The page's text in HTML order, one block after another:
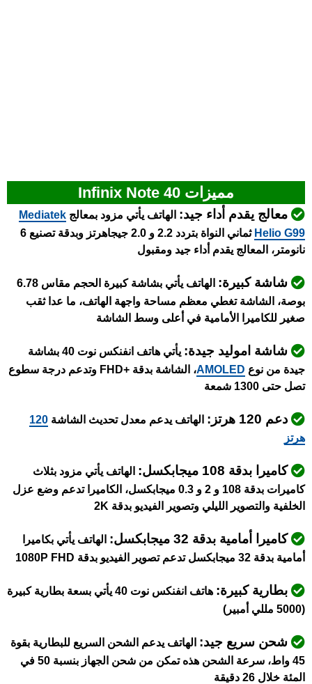
مميزات Infinix Note 40
معالج يقدم أداء جيد: الهاتف يأتي مزود بمعالج Mediatek
Helio G99
ثماني النواة بتردد 2.2 و 2.0 جيجاهرتز وبدقة تصنيع 6
نانومتر، المعالج يقدم أداء جيد ومقبول
شاشة كبيرة:
الهاتف يأتي بشاشة كبيرة الحجم مقاس 6.78
بوصة، الشاشة تغطي معظم مساحة واجهة الهاتف، ما عدا ثقب
صغير للكاميرا الأمامية في أعلى وسط الشاشة
شاشة اموليد جيدة:
يأتي هاتف انفنكس نوت 40 بشاشة
جيدة من نوع AMOLED
، الشاشة بدقة +FHD وتدعم درجة سطوع
تصل حتى 1300 شمعة
دعم 120 هرتز: الهاتف يدعم معدل تحديث الشاشة 120
هرتز
كاميرا بدقة 108 ميجابكسل:
الهاتف يأتي مزود بثلاث
كاميرات بدقة 108 و 2 و 0.3 ميجابكسل، الكاميرا تدعم وضع عزل
الخلفية والتصوير الليلي وتصوير الفيديو بدقة 2K
كاميرا أمامية بدقة 32 ميجابكسل:
الهاتف يأتي بكاميرا
أمامية بدقة 32 ميجابكسل تدعم تصوير الفيديو بدقة 1080P FHD
بطارية كبيرة:
هاتف انفنكس نوت 40 يأتي بسعة بطارية كبيرة
(5000 مللي أمبير)
شحن سريع جيد: الهاتف يدعم الشحن السريع للبطارية بقوة
45 واط، سرعة الشحن هذه تمكن من شحن الجهاز بنسبة 50 في
المئة خلال 26 دقيقة